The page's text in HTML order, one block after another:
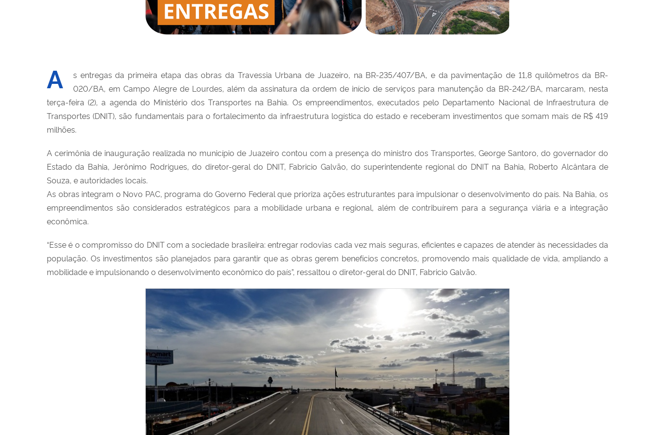
A
s entregas da primeira etapa das obras da Travessia Urbana de Juazeiro, na BR-235/407/BA, e da pavimentação de 11,8 quilômetros da BR-
020/BA, em Campo Alegre de Lourdes, além da assinatura da ordem de início de serviços para manutenção da BR-242/BA, marcaram, nesta
terça-feira (2), a agenda do Ministério dos Transportes na Bahia. Os empreendimentos, executados pelo Departamento Nacional de Infraestrutura de
Transportes (DNIT), são fundamentais para o fortalecimento da infraestrutura logística do estado e receberam investimentos que somam mais de R$ 419
milhões.
A cerimônia de inauguração realizada no município de Juazeiro contou com a presença do ministro dos Transportes, George Santoro, do governador do
Estado da Bahia, Jerônimo Rodrigues, do diretor-geral do DNIT, Fabricio Galvão, do superintendente regional do DNIT na Bahia, Roberto Alcântara de
Souza, e autoridades locais.
As obras integram o Novo PAC, programa do Governo Federal que prioriza ações estruturantes para impulsionar o desenvolvimento do país. Na Bahia, os
empreendimentos são considerados estratégicos para a mobilidade urbana e regional, além de contribuírem para a segurança viária e a integração
econômica.
“Esse é o compromisso do DNIT com a sociedade brasileira: entregar rodovias cada vez mais seguras, eficientes e capazes de atender às necessidades da
população. Os investimentos são planejados para garantir que as obras gerem benefícios concretos, promovendo mais qualidade de vida, ampliando a
mobilidade e impulsionando o desenvolvimento econômico do país”, ressaltou o diretor-geral do DNIT, Fabricio Galvão.